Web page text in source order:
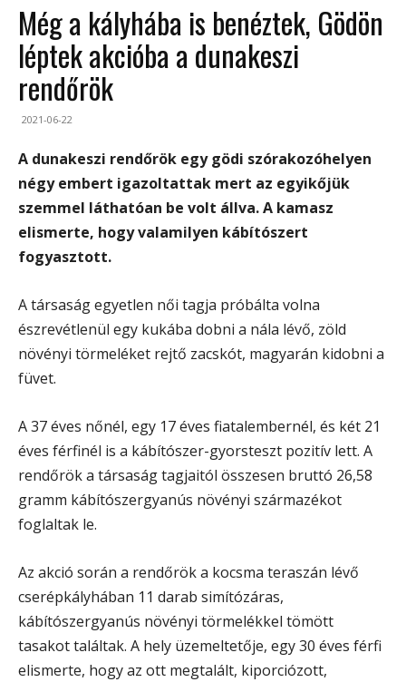
Még a kályhába is benéztek, Gödön
léptek akcióba a dunakeszi
rendőrök
2021-06-22
A dunakeszi rendőrök egy gödi szórakozóhelyen
négy embert igazoltattak mert az egyikőjük
szemmel láthatóan be volt állva. A kamasz
elismerte, hogy valamilyen kábítószert
fogyasztott.
A társaság egyetlen női tagja próbálta volna
észrevétlenül egy kukába dobni a nála lévő, zöld
növényi törmeléket rejtő zacskót, magyarán kidobni a
füvet.
A 37 éves nőnél, egy 17 éves fiatalembernél, és két 21
éves férfinél is a kábítószer-gyorsteszt pozitív lett. A
rendőrök a társaság tagjaitól összesen bruttó 26,58
gramm kábítószergyanús növényi származékot
foglaltak le.
Az akció során a rendőrök a kocsma teraszán lévő
cserépkályhában 11 darab simítózáras,
kábítószergyanús növényi törmelékkel tömött
tasakot találtak. A hely üzemeltetője, egy 30 éves férfi
elismerte, hogy az ott megtalált, kiporciózott,